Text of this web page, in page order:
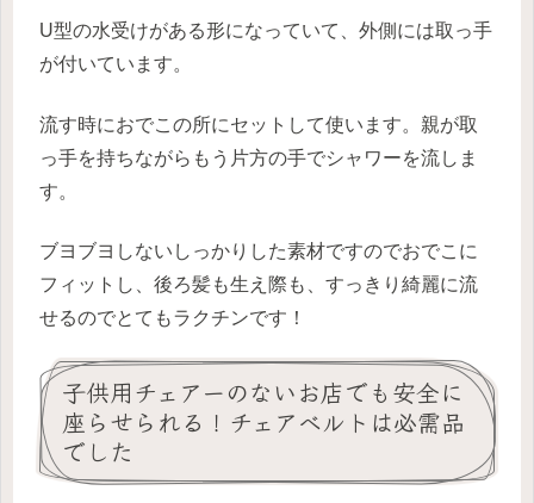
U型の水受けがある形になっていて、外側には取っ手
が付いています。
流す時におでこの所にセットして使います。親が取
っ手を持ちながらもう片方の手でシャワーを流しま
す。
ブヨブヨしないしっかりした素材ですのでおでこに
フィットし、後ろ髪も生え際も、すっきり綺麗に流
せるのでとてもラクチンです！
子供用チェアーのないお店でも安全に
座らせられる！チェアベルトは必需品
でした